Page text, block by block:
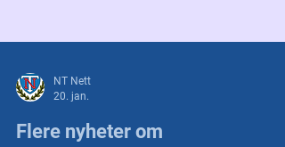
20. jan.